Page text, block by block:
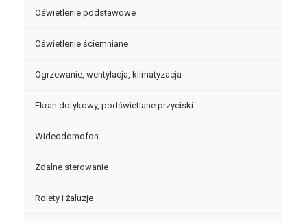
Oświetlenie podstawowe
Oświetlenie ściemniane
Ogrzewanie, wentylacja, klimatyzacja
Ekran dotykowy, podświetlane przyciski
Wideodomofon
Zdalne sterowanie
Rolety i żaluzje